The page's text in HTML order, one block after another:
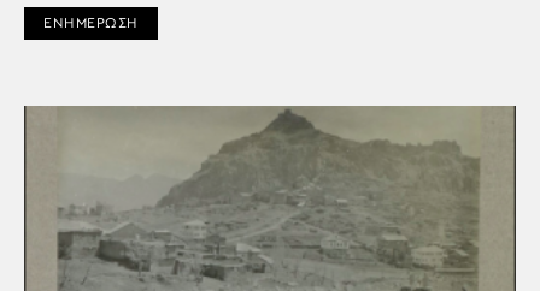
ΕΝΗΜΕΡΩΣΗ